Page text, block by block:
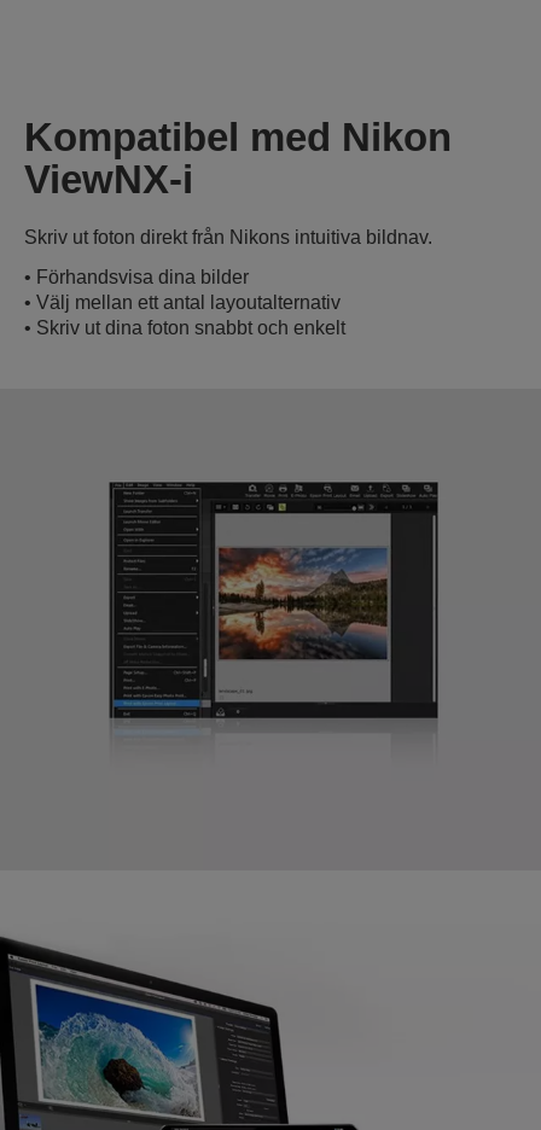
Kompatibel med Nikon
ViewNX-i
Skriv ut foton direkt från Nikons intuitiva bildnav.
• Förhandsvisa dina bilder
• Välj mellan ett antal layoutalternativ
• Skriv ut dina foton snabbt och enkelt